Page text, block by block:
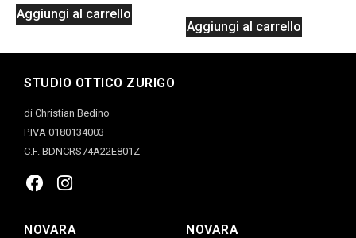
Aggiungi al carrello
Aggiungi al carrello
STUDIO OTTICO ZURIGO
di Christian Bedino
P.IVA 0180134003
C.F. BDNCRS74A22E801Z
NOVARA NOVARA